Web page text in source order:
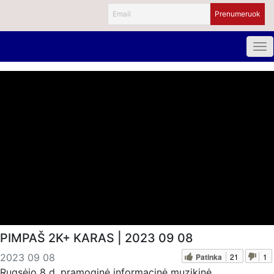
PIMPAŠ 2K+ KARAS | 2023 09 08
2023 09 08 Patinka 21 1